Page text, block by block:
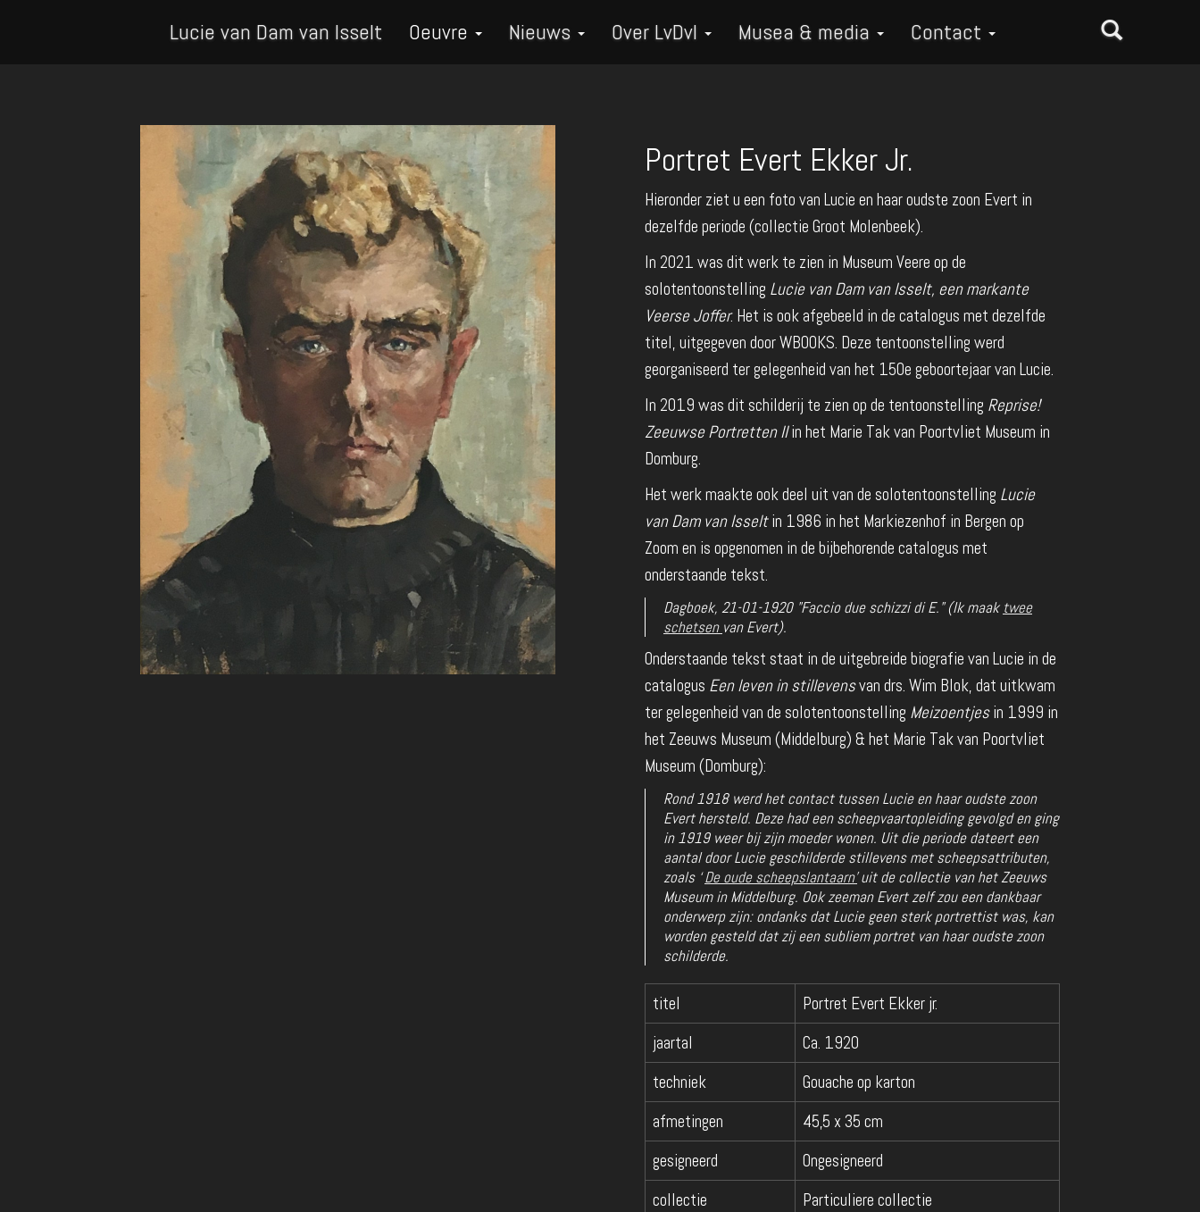
Lucie van Dam van Isselt Oeuvre Nieuws Over LvDvI Musea & media Contact
Portret Evert Ekker Jr.
Hieronder ziet u een foto van Lucie en haar oudste zoon Evert in
dezelfde periode (collectie Groot Molenbeek).
In 2021 was dit werk te zien in Museum Veere op de
solotentoonstelling Lucie van Dam van Isselt, een markante
Veerse Joffer. Het is ook afgebeeld in de catalogus met dezelfde
titel, uitgegeven door WBOOKS. Deze tentoonstelling werd
georganiseerd ter gelegenheid van het 150e geboortejaar van Lucie.
In 2019 was dit schilderij te zien op de tentoonstelling Reprise!
Zeeuwse Portretten IIin het Marie Tak van Poortvliet Museum in
Domburg.
Het werk maakte ook deel uit van de solotentoonstelling Lucie
van Dam van Isseltin 1986 in het Markiezenhof in Bergen op
Zoom en is opgenomen in de bijbehorende catalogus met
onderstaande tekst.
Dagboek, 21-01-1920 "Faccio due schizzi di E." (Ik maaktwee
schetsen van Evert).
Onderstaande tekst staat in de uitgebreide biografie van Lucie in de
catalogus Een leven in stillevensvan drs. Wim Blok, dat uitkwam
ter gelegenheid van de solotentoonstelling Meizoentjesin 1999 in
het Zeeuws Museum (Middelburg) & het Marie Tak van Poortvliet
Museum (Domburg):
Rond 1918 werd het contact tussen Lucie en haar oudste zoon
Evert hersteld. Deze had een scheepvaartopleiding gevolgd en ging
in 1919 weer bij zijn moeder wonen. Uit die periode dateert een
aantal door Lucie geschilderde stillevens met scheepsattributen,
zoals ‘De oude scheepslantaarn’uit de collectie van het Zeeuws
Museum in Middelburg. Ook zeeman Evert zelf zou een dankbaar
onderwerp zijn: ondanks dat Lucie geen sterk portrettist was, kan
worden gesteld dat zij een subliem portret van haar oudste zoon
schilderde.
titel
Portret Evert Ekker jr.
jaartal
Ca. 1920
techniek
Gouache op karton
afmetingen
45,5 x 35 cm
gesigneerd
Ongesigneerd
collectie
Particuliere collectie